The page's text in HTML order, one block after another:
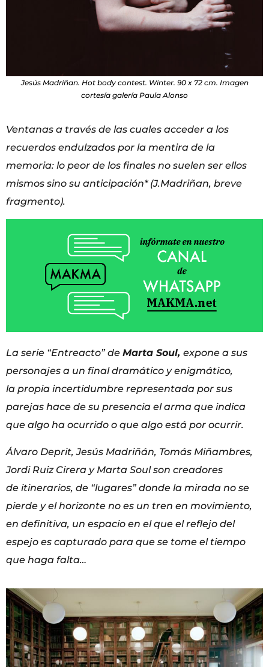
Jesús Madriñan. Hot body contest. Winter. 90 x 72 cm. Imagen
cortesía galería Paula Alonso
Ventanas a través de las cuales acceder a los
recuerdos endulzados por la mentira de la
memoria: lo peor de los finales no suelen ser ellos
mismos sino su anticipación* (J.Madriñan, breve
fragmento).
La serie “Entreacto” de Marta Soul, expone a sus
personajes a un final dramático y enigmático,
la propia incertidumbre representada por sus
parejas hace de su presencia el arma que indica
que algo ha ocurrido o que algo está por ocurrir.
Álvaro Deprit, Jesús Madriñán, Tomás Miñambres,
Jordi Ruiz Cirera y Marta Soul son creadores
de itinerarios, de “lugares” donde la mirada no se
pierde y el horizonte no es un tren en movimiento,
en definitiva, un espacio en el que el reflejo del
espejo es capturado para que se tome el tiempo
que haga falta…